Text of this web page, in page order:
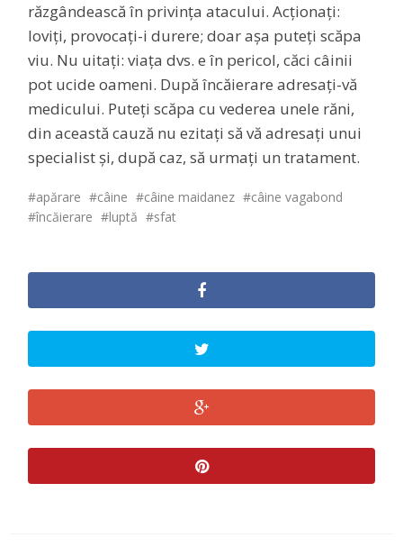
răzgândească în privința atacului. Acționați:
loviți, provocați-i durere; doar așa puteți scăpa
viu. Nu uitați: viața dvs. e în pericol, căci câinii
pot ucide oameni. După încăierare adresați-vă
medicului. Puteți scăpa cu vederea unele răni,
din această cauză nu ezitați să vă adresați unui
specialist și, după caz, să urmați un tratament.
apărare câine câine maidanez
câine vagabond
încăierare
luptă sfat